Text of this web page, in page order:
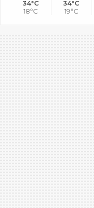
34°C
18°C
34°C
19°C